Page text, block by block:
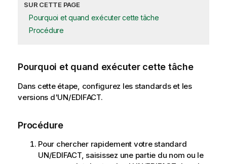
SUR CETTE PAGE
Pourquoi et quand exécuter cette tâche
Procédure
Pourquoi et quand exécuter cette tâche
Dans cette étape, configurez les standards et les
versions d'UN/EDIFACT.
Procédure
Pour chercher rapidement votre standard
UN/EDIFACT, saisissez une partie du nom ou le